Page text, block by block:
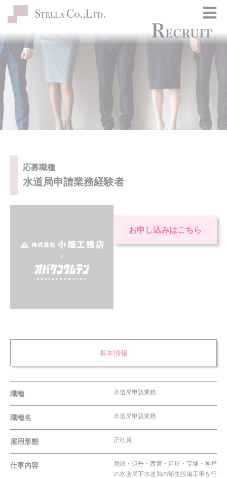
応募職種
水道局申請業務経験者
お申し込みはこちら
基本情報
職種 水道局申請業務
職種名 水道局申請業務
雇用形態 正社員
仕事内容
尼崎・伊丹・西宮・芦屋・宝塚・神戸
の水道局下水道局の衛生設備工事を行